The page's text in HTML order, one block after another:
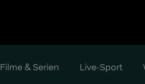
Filme & Serien Live-Sport